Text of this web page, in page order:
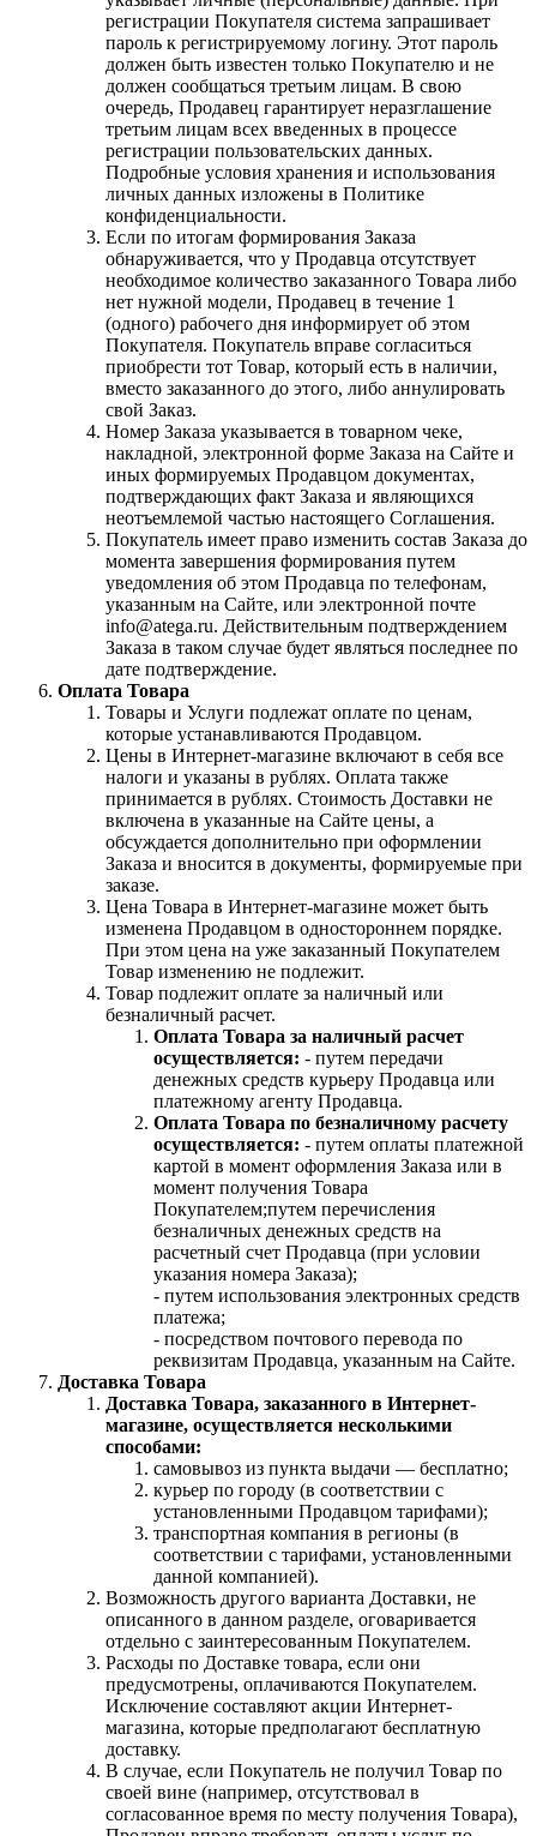
регистрации Покупателя система запрашивает
пароль к регистрируемому логину. Этот пароль
должен быть известен только Покупателю и не
должен сообщаться третьим лицам. В свою
очередь, Продавец гарантирует неразглашение
третьим лицам всех введенных в процессе
регистрации пользовательских данных.
Подробные условия хранения и использования
личных данных изложены в Политике
конфиденциальности.
Если по итогам формирования Заказа
обнаруживается, что у Продавца отсутствует
необходимое количество заказанного Товара либо
нет нужной модели, Продавец в течение 1
(одного) рабочего дня информирует об этом
Покупателя. Покупатель вправе согласиться
приобрести тот Товар, который есть в наличии,
вместо заказанного до этого, либо аннулировать
свой Заказ.
Номер Заказа указывается в товарном чеке,
накладной, электронной форме Заказа на Сайте и
иных формируемых Продавцом документах,
подтверждающих факт Заказа и являющихся
неотъемлемой частью настоящего Соглашения.
Покупатель имеет право изменить состав Заказа до
момента завершения формирования путем
уведомления об этом Продавца по телефонам,
указанным на Сайте, или электронной почте
info@atega.ru. Действительным подтверждением
Заказа в таком случае будет являться последнее по
дате подтверждение.
Оплата Товара
Товары и Услуги подлежат оплате по ценам,
которые устанавливаются Продавцом.
Цены в Интернет-магазине включают в себя все
налоги и указаны в рублях. Оплата также
принимается в рублях. Стоимость Доставки не
включена в указанные на Сайте цены, а
обсуждается дополнительно при оформлении
Заказа и вносится в документы, формируемые при
заказе.
Цена Товара в Интернет-магазине может быть
изменена Продавцом в одностороннем порядке.
При этом цена на уже заказанный Покупателем
Товар изменению не подлежит.
Товар подлежит оплате за наличный или
безналичный расчет.
Оплата Товара за наличный расчет
осуществляется: - путем передачи
денежных средств курьеру Продавца или
платежному агенту Продавца.
Оплата Товара по безналичному расчету
осуществляется: - путем оплаты платежной
картой в момент оформления Заказа или в
момент получения Товара
Покупателем;путем перечисления
безналичных денежных средств на
расчетный счет Продавца (при условии
указания номера Заказа);
- путем использования электронных средств
платежа;
- посредством почтового перевода по
реквизитам Продавца, указанным на Сайте.
Доставка Товара
Доставка Товара, заказанного в Интернет-
магазине, осуществляется несколькими
способами:
самовывоз из пункта выдачи — бесплатно;
курьер по городу (в соответствии с
установленными Продавцом тарифами);
транспортная компания в регионы (в
соответствии с тарифами, установленными
данной компанией).
Возможность другого варианта Доставки, не
описанного в данном разделе, оговаривается
отдельно с заинтересованным Покупателем.
Расходы по Доставке товара, если они
предусмотрены, оплачиваются Покупателем.
Исключение составляют акции Интернет-
магазина, которые предполагают бесплатную
доставку.
В случае, если Покупатель не получил Товар по
своей вине (например, отсутствовал в
согласованное время по месту получения Товара),